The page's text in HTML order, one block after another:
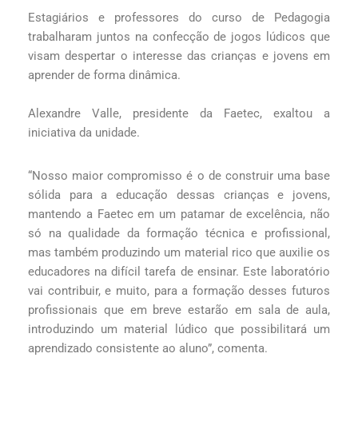
Estagiários e professores do curso de Pedagogia
trabalharam juntos na confecção de jogos lúdicos que
visam despertar o interesse das crianças e jovens em
aprender de forma dinâmica.
Alexandre Valle, presidente da Faetec, exaltou a
iniciativa da unidade.
“Nosso maior compromisso é o de construir uma base
sólida para a educação dessas crianças e jovens,
mantendo a Faetec em um patamar de excelência, não
só na qualidade da formação técnica e profissional,
mas também produzindo um material rico que auxilie os
educadores na difícil tarefa de ensinar. Este laboratório
vai contribuir, e muito, para a formação desses futuros
profissionais que em breve estarão em sala de aula,
introduzindo um material lúdico que possibilitará um
aprendizado consistente ao aluno”, comenta.